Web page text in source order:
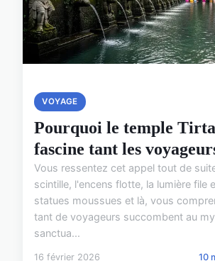
VOYAGE
Pourquoi le temple
fascine tant les
Vous ressentez cet appel tout de
scintille, l'encens flotte, la lumière file
statues moussues et là, vous
tant de voyageurs succombent au
sanctua...
16 février 2026 10